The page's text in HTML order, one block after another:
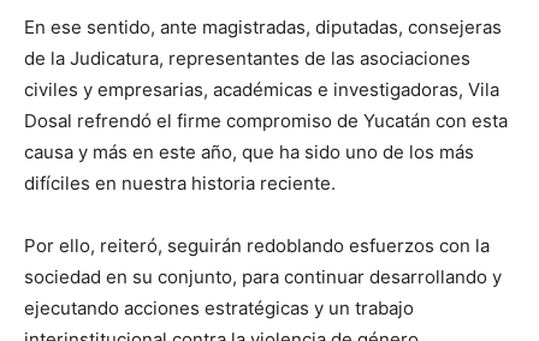
En ese sentido, ante magistradas, diputadas, consejeras
de la Judicatura, representantes de las asociaciones
civiles y empresarias, académicas e investigadoras, Vila
Dosal refrendó el firme compromiso de Yucatán con esta
causa y más en este año, que ha sido uno de los más
difíciles en nuestra historia reciente.
Por ello, reiteró, seguirán redoblando esfuerzos con la
sociedad en su conjunto, para continuar desarrollando y
ejecutando acciones estratégicas y un trabajo